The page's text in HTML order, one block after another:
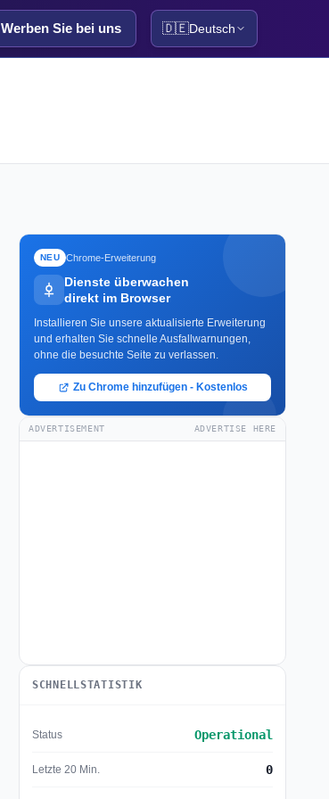
Werben Sie bei uns 🇩🇪Deutsch
NEU Chrome-Erweiterung
Dienste überwachen
direkt im Browser
Installieren Sie unsere aktualisierte Erweiterung
und erhalten Sie schnelle Ausfallwarnungen,
ohne die besuchte Seite zu verlassen.
Zu Chrome hinzufügen - Kostenlos
ADVERTISEMENT ADVERTISE HERE
SCHNELLSTATISTIK
Status Operational
Letzte 20 Min. 0